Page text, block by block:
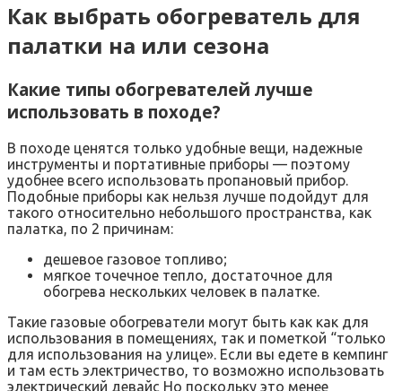
Как выбрать обогреватель для
палатки на или сезона
Какие типы обогревателей лучше
использовать в походе?
В походе ценятся только удобные вещи, надежные
инструменты и портативные приборы — поэтому
удобнее всего использовать пропановый прибор.
Подобные приборы как нельзя лучше подойдут для
такого относительно небольшого пространства, как
палатка, по 2 причинам:
дешевое газовое топливо;
мягкое точечное тепло, достаточное для
обогрева нескольких человек в палатке.
Такие газовые обогреватели могут быть как как для
использования в помещениях, так и пометкой “только
для использования на улице». Если вы едете в кемпинг
и там есть электричество, то возможно использовать
электрический девайс Но поскольку это менее